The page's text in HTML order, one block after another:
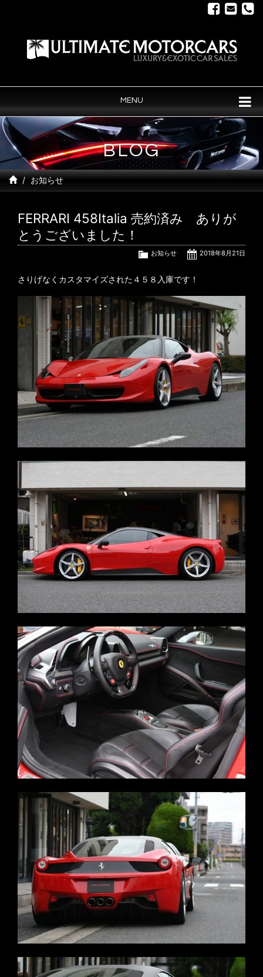
MENU
BLOG
お知らせ
FERRARI 458Italia 売約済み ありが
とうございました！
2018年8月21日
お知らせ
さりげなくカスタマイズされた４５８入庫です！